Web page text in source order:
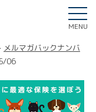
MENU
メルマガバックナンバ
06